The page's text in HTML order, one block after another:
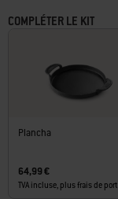
COMPLÉTER LE KIT
Plancha
64,99 €
TVA incluse, plus frais de port